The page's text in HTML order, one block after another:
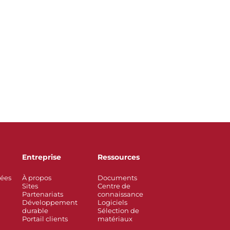
Entreprise
À propos
Sites
Partenariats
Développement
durable
Portail clients
Ressources
Documents
Centre de
connaissance
Logiciels
Sélection de
matériaux